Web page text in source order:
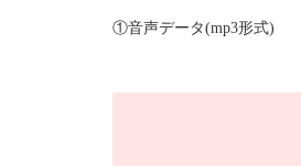
①音声データ(mp3形式)